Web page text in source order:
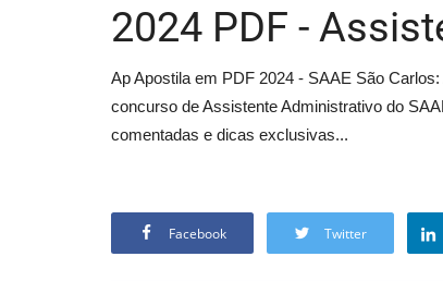
2024 PDF -
Ap Apostila em PDF 2024 - SAAE São
concurso de Assistente Administrativo do
comentadas e dicas exclusivas...
Facebook Twitter